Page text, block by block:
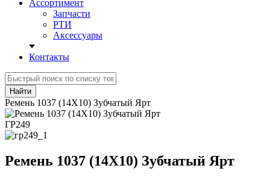
Ассортимент
Запчасти
РТИ
Аксессуары
Контакты
Найти
Ремень 1037 (14Х10) Зубчатый Ярт
ГР249
Ремень 1037 (14Х10) Зубчатый Ярт